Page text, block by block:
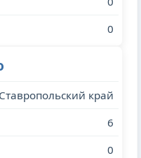
0
Ставропольский край
6
0